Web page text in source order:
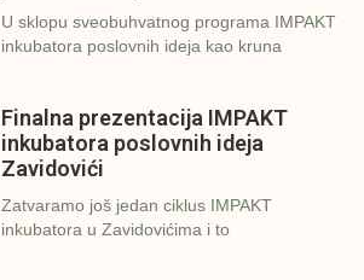
U sklopu sveobuhvatnog programa IMPAKT
inkubatora poslovnih ideja kao kruna
Finalna prezentacija IMPAKT
inkubatora poslovnih ideja
Zavidovići
Zatvaramo još jedan ciklus IMPAKT
inkubatora u Zavidovićima i to